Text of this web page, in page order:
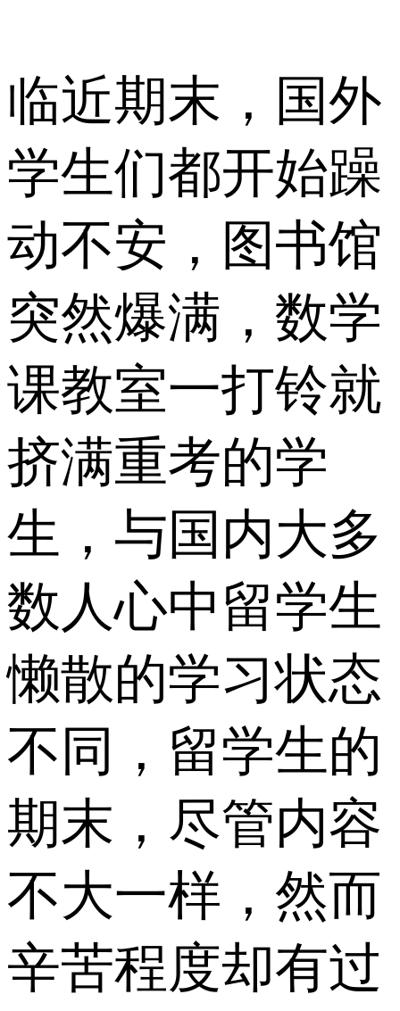
临近期末，国外
学生们都开始躁
动不安，图书馆
突然爆满，数学
课教室一打铃就
挤满重考的学
生，与国内大多
数人心中留学生
懒散的学习状态
不同，留学生的
期末，尽管内容
不大一样，然而
辛苦程度却有过